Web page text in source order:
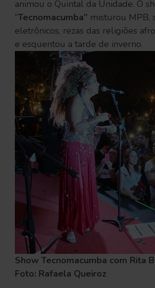
animou o Quintal da Unidade. O
“Tecnomacumba” misturou MPB,
eletrônicos, rezas das religiões
e esquentou a tarde de inverno.
Show Tecnomacumba com Rita
Foto: Rafaela Queiroz